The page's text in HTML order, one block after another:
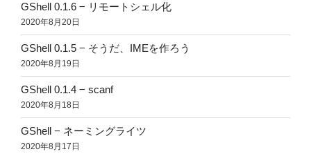
GShell 0.1.6 − リモートシェル化
2020年8月20日
GShell 0.1.5 − そうだ、IMEを作ろう
2020年8月19日
GShell 0.1.4 − scanf
2020年8月18日
GShell − ネーミングライツ
2020年8月17日